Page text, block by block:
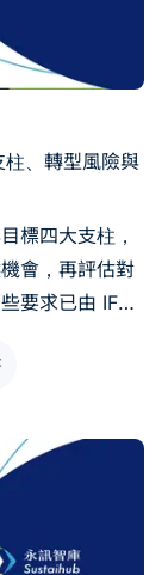
、轉型風險與
標四大支柱，
會，再評估對
要求已由 IFRS